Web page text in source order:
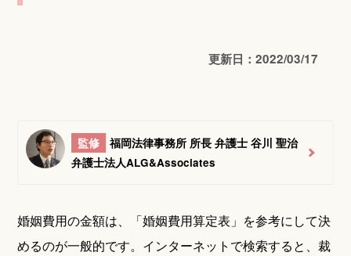
ため、「婚姻費用計算ツール」の計算結果は、これら
につきいかなる保証を行うものでもなく、万が一、利
用者その他の方が損害を被った場合であっても、当法
更新日：2022/03/17
監修
福岡法律事務所 所長 弁護士 谷川 聖治
弁護士法人ALG&Associates
婚姻費用の金額は、「婚姻費用算定表」を参考にして決
めるのが一般的です。インターネットで検索すると、裁